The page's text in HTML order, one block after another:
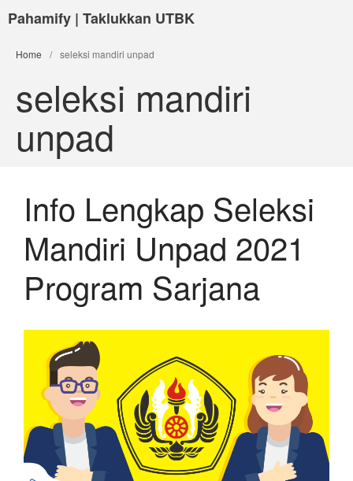
Pahamify | Taklukkan UTBK
Home / seleksi mandiri unpad
seleksi mandiri
unpad
Info Lengkap Seleksi
Mandiri Unpad 2021
Program Sarjana